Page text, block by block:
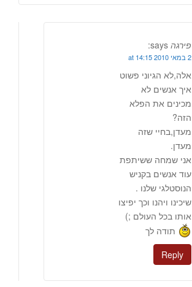
פירגה says:
2 במאי 2010 at 14:15
אלה,לא הגיוני פשוט
איך אנשים לא
מכינים את הפלא
הזה?
מעדן,בחיי שזה
מעדן.
אני שמחה ששיתפת
עוד אנשים בקניש
הנוסטלגי שלנו .
שיכינו ויהנו וכך יפיצו
אותו בכל העולם ;)
תודה לך
Reply